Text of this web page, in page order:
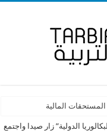
المالية
الدولية” زار صيدا واجتمع